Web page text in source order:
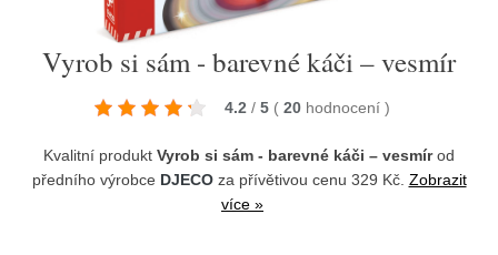
Vyrob si sám - barevné káči – vesmír
4.2 / 5 ( 20 hodnocení )
Kvalitní produkt Vyrob si sám - barevné káči – vesmírod
předního výrobce DJECOza přívětivou cenu 329 Kč. Zobrazit
více »